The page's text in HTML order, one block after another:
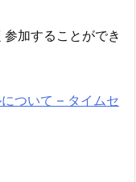
加することができ
ついて – タイムセ